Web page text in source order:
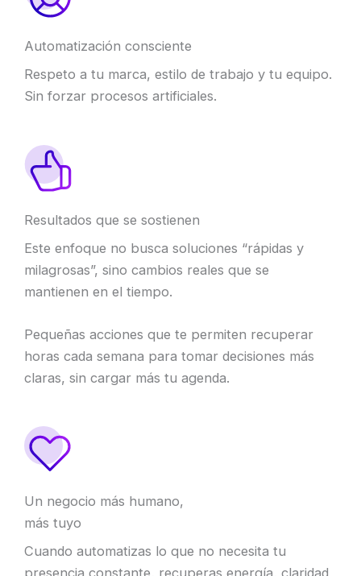
Automatización consciente
Respeto a tu marca, estilo de trabajo y tu equipo.
Sin forzar procesos artificiales.
Resultados que se sostienen
Este enfoque no busca soluciones “rápidas y
milagrosas”, sino cambios reales que se
mantienen en el tiempo.
Pequeñas acciones que te permiten recuperar
horas cada semana para tomar decisiones más
claras, sin cargar más tu agenda.
Un negocio más humano,
más tuyo
Cuando automatizas lo que no necesita tu